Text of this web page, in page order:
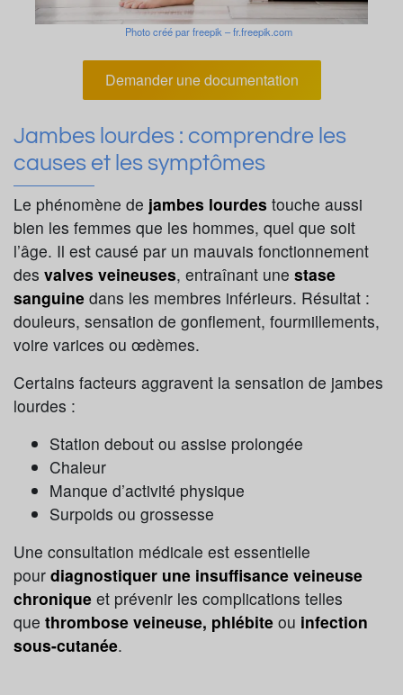
Photo créé par freepik – fr.freepik.com
Demander une documentation
Jambes lourdes : comprendre les
causes et les symptômes
Le phénomène de jambes lourdes touche aussi
bien les femmes que les hommes, quel que soit
l’âge. Il est causé par un mauvais fonctionnement
des valves veineuses, entraînant une stase
sanguine dans les membres inférieurs. Résultat :
douleurs, sensation de gonflement, fourmillements,
voire varices ou œdèmes.
Certains facteurs aggravent la sensation de jambes
lourdes :
Station debout ou assise prolongée
Chaleur
Manque d’activité physique
Surpoids ou grossesse
Une consultation médicale est essentielle
pour diagnostiquer une insuffisance veineuse
chronique et prévenir les complications telles
que thrombose veineuse, phlébite ou infection
sous-cutanée.